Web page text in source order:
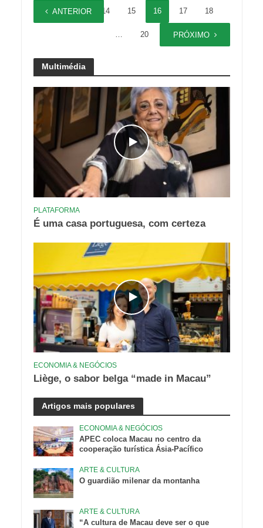
ANTERIOR
1 … 14 15 16 17 18
… 20 PRÓXIMO
Multimédia
PLATAFORMA
É uma casa portuguesa, com certeza
ECONOMIA & NEGÓCIOS
Liège, o sabor belga “made in Macau”
Artigos mais populares
ECONOMIA & NEGÓCIOS
APEC coloca Macau no centro da
cooperação turística Ásia-Pacífico
ARTE & CULTURA
O guardião milenar da montanha
ARTE & CULTURA
“A cultura de Macau deve ser o que